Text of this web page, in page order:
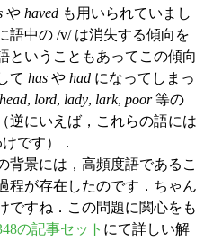
や haved も用いられていまし
語中の /v/ は消失する傾向を
ということもあってこの傾向
て has や had になってしまっ
head, lord, lady, lark, poor等の
逆にいえば，これらの語には
です）．
景には，高頻度語であるこ
程が存在したのです．ちゃん
ですね．この問題に関心をも
の記事セット にて詳しい解